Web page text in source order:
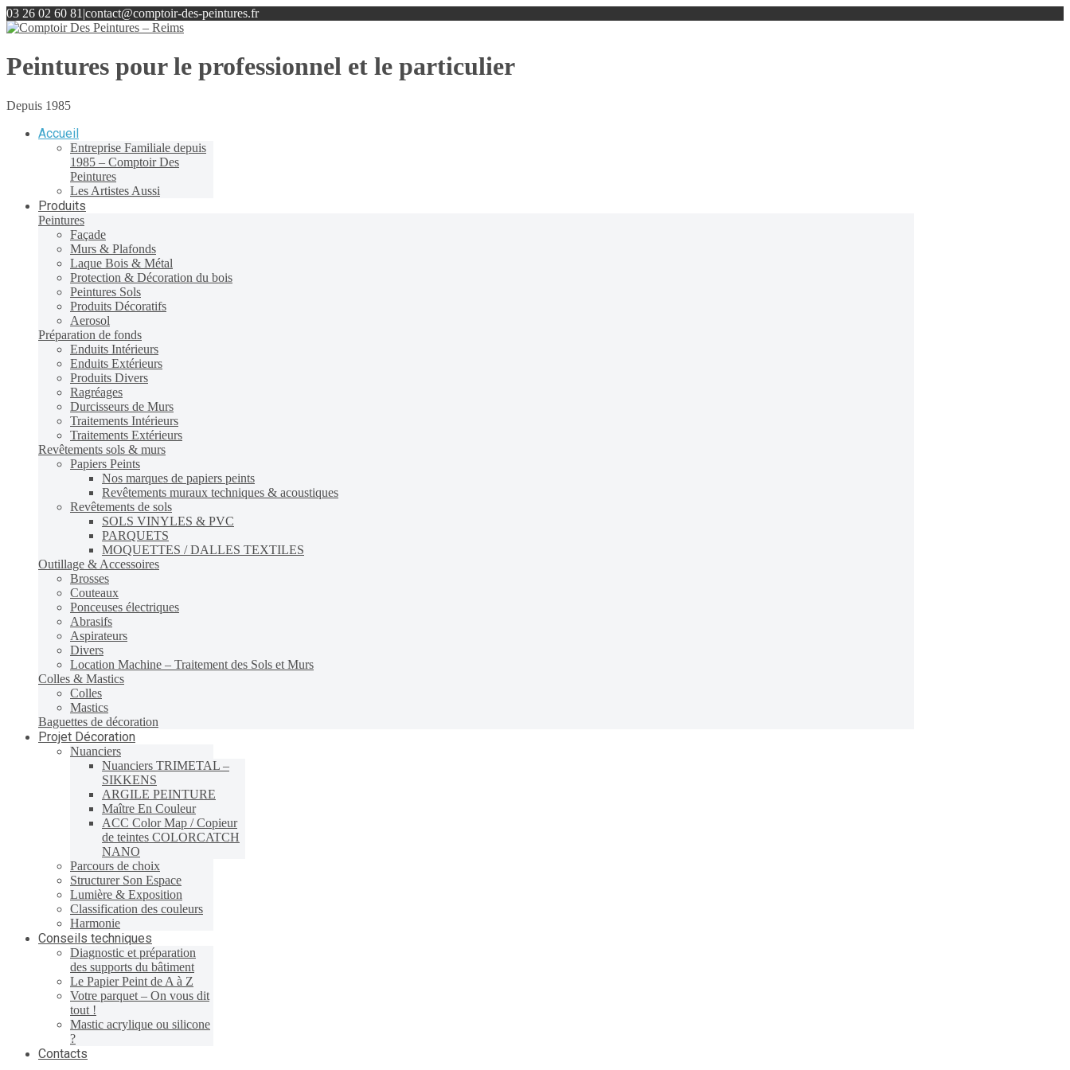
03 26 02 60 81 |contact@comptoir-des-peintures.fr
Peintures pour le professionnel et le particulier
Depuis 1985
Accueil
Entreprise Familiale depuis
1985 – Comptoir Des
Peintures
Les Artistes Aussi
Produits
Peintures
Façade
Murs & Plafonds
Laque Bois & Métal
Protection & Décoration du bois
Peintures Sols
Produits Décoratifs
Aerosol
Préparation de fonds
Enduits Intérieurs
Enduits Extérieurs
Produits Divers
Ragréages
Durcisseurs de Murs
Traitements Intérieurs
Traitements Extérieurs
Revêtements sols & murs
Papiers Peints
Nos marques de papiers peints
Revêtements muraux techniques & acoustiques
Revêtements de sols
SOLS VINYLES & PVC
PARQUETS
MOQUETTES / DALLES TEXTILES
Outillage & Accessoires
Brosses
Couteaux
Ponceuses électriques
Abrasifs
Aspirateurs
Divers
Location Machine – Traitement des Sols et Murs
Colles & Mastics
Colles
Mastics
Baguettes de décoration
Projet Décoration
Nuanciers
Nuanciers TRIMETAL –
SIKKENS
ARGILE PEINTURE
Maître En Couleur
ACC Color Map / Copieur
de teintes COLORCATCH
NANO
Parcours de choix
Structurer Son Espace
Lumière & Exposition
Classification des couleurs
Harmonie
Conseils techniques
Diagnostic et préparation
des supports du bâtiment
Le Papier Peint de A à Z
Votre parquet – On vous dit
tout !
Mastic acrylique ou silicone
?
Contacts